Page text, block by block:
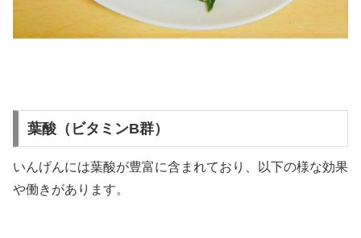
葉酸（ビタミンB群）
いんげんには葉酸が豊富に含まれており、以下の様な効果
や働きがあります。